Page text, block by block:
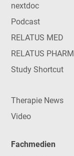
nextdoc
Podcast
RELATUS MED
RELATUS PHARM
Study Shortcut
Therapie News
Video
Fachmedien